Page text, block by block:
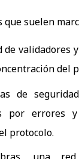
que suelen
de validadores
del
de
por errores
protocolo.